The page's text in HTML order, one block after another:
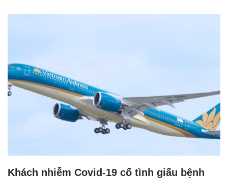
Khách nhiễm Covid-19 cố tình giấu bệnh